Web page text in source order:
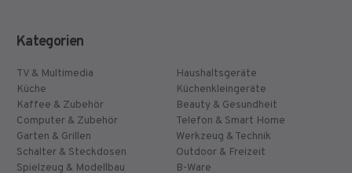
Kategorien
TV & Multimedia
Haushaltsgeräte
Küche
Küchenkleingeräte
Kaffee & Zubehör
Beauty & Gesundheit
Computer & Zubehör
Telefon & Smart Home
Garten & Grillen
Werkzeug & Technik
Schalter & Steckdosen
Outdoor & Freizeit
Spielzeug & Modellbau
B-Ware